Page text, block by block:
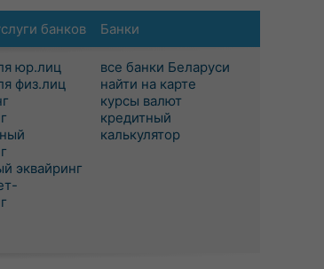
банков
юр.лиц
физ.лиц
эквайринг
Банки
все банки Беларуси
найти на карте
курсы валют
кредитный
калькулятор